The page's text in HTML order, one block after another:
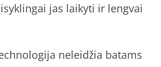
jas laikyti ir lengvai
neleidžia batams